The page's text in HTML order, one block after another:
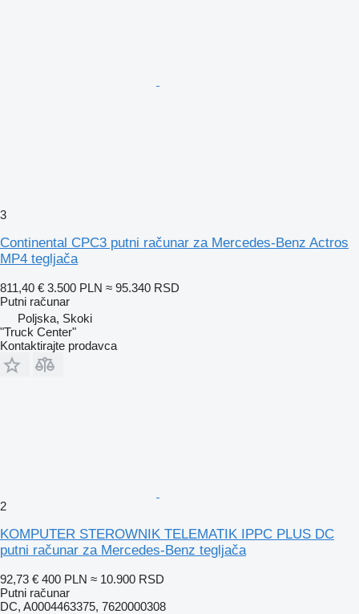
3
Continental CPC3 putni računar za Mercedes-Benz Actros
MP4 tegljača
811,40 € 3.500 PLN ≈ 95.340 RSD
Putni računar
Poljska, Skoki
"Truck Center"
Kontaktirajte prodavca
2
KOMPUTER STEROWNIK TELEMATIK IPPC PLUS DC
putni računar za Mercedes-Benz tegljača
92,73 € 400 PLN ≈ 10.900 RSD
Putni računar
DC, A0004463375, 7620000308